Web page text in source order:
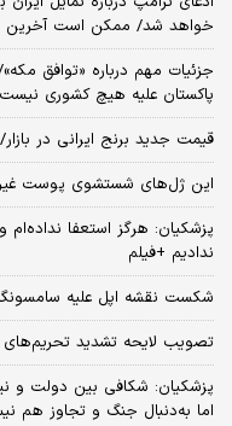
خواهد شد/ ممکن است آخرین
جزئیات مهم درباره «توافق
پاکستان علیه هیچ کشوری نیست
قیمت جدید برنج ایرانی در بازار/ این نوع
این ژل‌های شستشوی پوست
پزشکیان: هرگز استعفا
ندادیم +فیلم
شکست نقشه اپل علیه
تصویب لایحه تشدید تحریم‌های
پزشکیان: شکافی بین دولت و
اما به‌دنبال جنگ و تجاوز هم